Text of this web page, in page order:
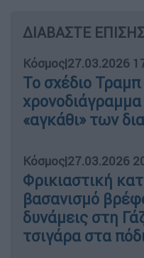
ΔΙΑΒΑΣΤΕ
Κόσμος|27.03.2026
Το σχέδιο
«αγκάθι» των
Κόσμος|27.03.2026
Φρικιαστική
βασανισμό
δυνάμεις στη
τσιγάρα στα